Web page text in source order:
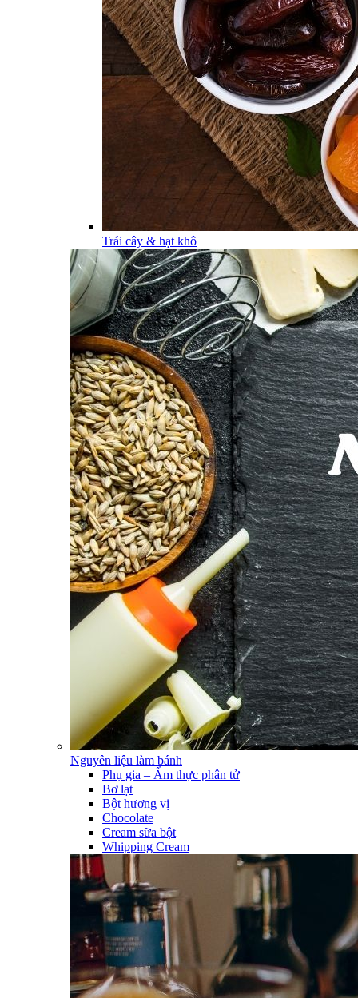
Trái cây & hạt khô
Nguyên liệu làm bánh
Phụ gia – Ẩm thực phân tử
Bơ lạt
Bột hương vị
Chocolate
Cream sữa bột
Whipping Cream